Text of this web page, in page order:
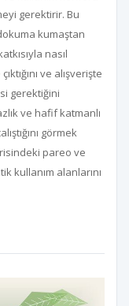
gerektirir. Bu
kumaştan
nasıl
ve alışverişte
gerektiğini
ve hafif katmanlı
görmek
pareo ve
kullanım alanlarını